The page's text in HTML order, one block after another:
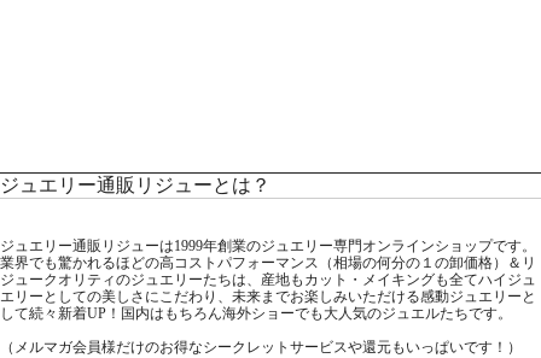
ジュエリー通販リジューとは？
ジュエリー通販リジューは1999年創業のジュエリー専門オンラインショップです。
業界でも驚かれるほどの高コストパフォーマンス（相場の何分の１の卸価格）＆リ
ジュークオリティのジュエリーたちは、産地もカット・メイキングも全てハイジュ
エリーとしての美しさにこだわり、未来までお楽しみいただける感動ジュエリーと
して続々新着UP！国内はもちろん海外ショーでも大人気のジュエルたちです。
（メルマガ会員様だけのお得なシークレットサービスや還元もいっぱいです！）